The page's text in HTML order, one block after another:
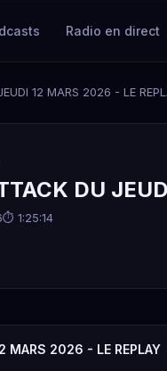
Radio en direct
12 MARS 2026 - LE
DU
⏱ 1:25:14
MARS 2026 - LE REPLAY